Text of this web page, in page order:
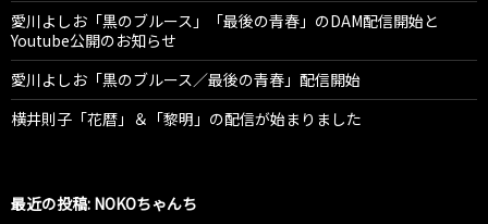
愛川よしお「黒のブルース」「最後の青春」のDAM配信開始と
Youtube公開のお知らせ
愛川よしお「黒のブルース／最後の青春」配信開始
横井則子「花暦」＆「黎明」の配信が始まりました
最近の投稿: NOKOちゃんち